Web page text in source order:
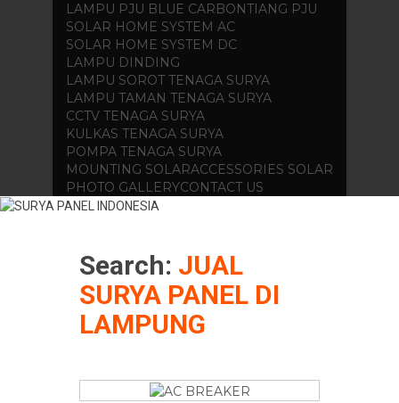
LAMPU PJU BLUE CARBONTIANG PJU
SOLAR HOME SYSTEM AC
SOLAR HOME SYSTEM DC
LAMPU DINDING
LAMPU SOROT TENAGA SURYA
LAMPU TAMAN TENAGA SURYA
CCTV TENAGA SURYA
KULKAS TENAGA SURYA
POMPA TENAGA SURYA
MOUNTING SOLARACCESSORIES SOLAR
PHOTO GALLERYCONTACT US
Search: JUAL
SURYA PANEL DI
LAMPUNG